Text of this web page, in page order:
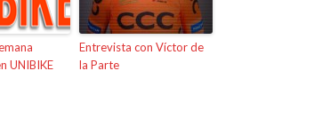
UNIBIKE
Entrevista con Víctor de
la Parte